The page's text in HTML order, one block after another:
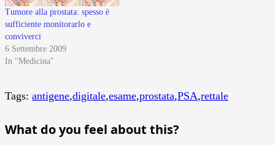
Tumore alla prostata: spesso è
sufficiente monitorarlo e
conviverci
6 Settembre 2009
In "Medicina"
Tags: antigene,digitale,esame,prostata,PSA,rettale
What do you feel about this?